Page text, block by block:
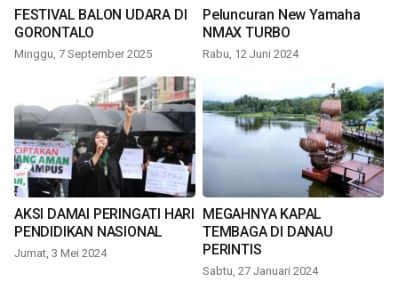
FESTIVAL BALON UDARA DI
GORONTALO
Minggu, 7 September 2025
Peluncuran New Yamaha
NMAX TURBO
Rabu, 12 Juni 2024
AKSI DAMAI PERINGATI HARI
PENDIDIKAN NASIONAL
Jumat, 3 Mei 2024
MEGAHNYA KAPAL
TEMBAGA DI DANAU
PERINTIS
Sabtu, 27 Januari 2024